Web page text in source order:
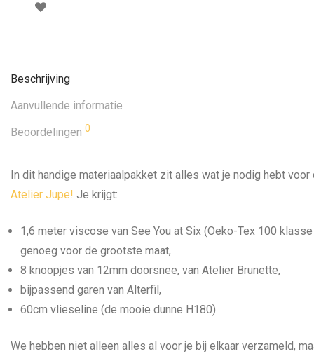
Beschrijving
Aanvullende informatie
Beoordelingen 0
In dit handige materiaalpakket zit alles wat je nodig hebt
Atelier Jupe! Je krijgt:
1,6 meter viscose van See You at Six (Oeko-Tex 100
genoeg voor de grootste maat,
8 knoopjes van 12mm doorsnee, van Atelier Brunette,
bijpassend garen van Alterfil,
60cm vlieseline (de mooie dunne H180)
We hebben niet alleen alles al voor je bij elkaar verzameld,